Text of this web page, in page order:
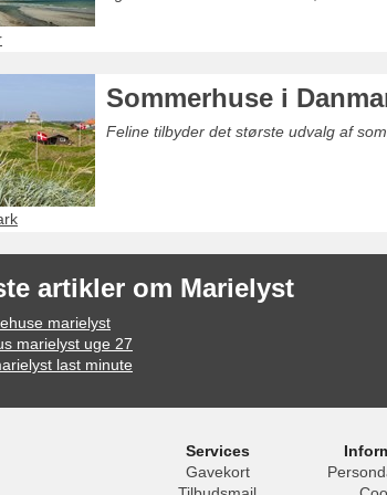
Sommerhuse i
Feline tilbyder det største udvalg af
artikler om Marielyst
marielyst
marielyst uge 27
last minute
Services
Gavekort